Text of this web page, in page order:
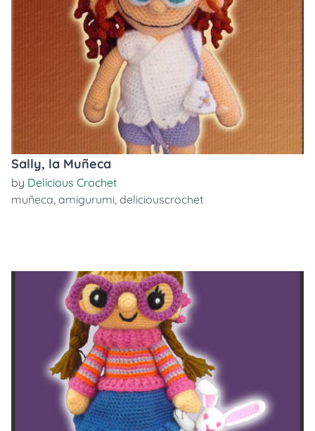
Sally, la Muñeca
by Delicious Crochet
muñeca, amigurumi, deliciouscrochet